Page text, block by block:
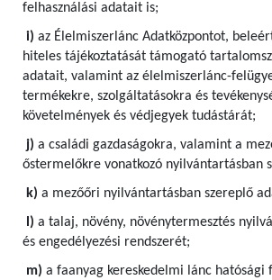
felhasználási adatait is;
i) az Élelmiszerlánc Adatközpontot,
hiteles tájékoztatását támogató
adatait, valamint az élelmiszerlánc-
termékekre, szolgáltatásokra és
követelmények és védjegyek tudástárát;
j) a családi gazdaságokra, valamint a
őstermelőkre vonatkozó nyilvántartásban
k) a mezőőri nyilvántartásban szereplő
l) a talaj, növény, növénytermesztés
és engedélyezési rendszerét;
m) a faanyag kereskedelmi lánc hatósági